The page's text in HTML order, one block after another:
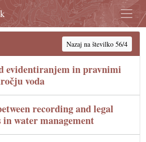
Nazaj na številko 56/4
evidentiranjem in pravnimi
voda
recording and legal
water management